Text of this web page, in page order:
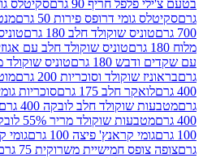
חריף 90 גרם
דרופס פירות 50 גרם
שוקולד חלב 180 גרם
טוניס שוקולד
טוניס שוקולד חלב עם אגוזי לוז 180 גרם
180 גרם
וסוכריות 200 גרם
מוטי שלישיית
חלב 175 גרם
חלב לובקה 400 גרם
מטבעות
שוקולד מריר 55% לובקה 400 גרם
קראנץ' פיצה 100 גרם
חמישיית משרוקית 75 גרם
גליליות